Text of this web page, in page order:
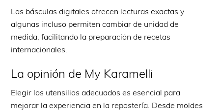
Las básculas digitales ofrecen lecturas exactas y
algunas incluso permiten cambiar de unidad de
medida, facilitando la preparación de recetas
internacionales.
La opinión de My Karamelli
Elegir los utensilios adecuados es esencial para
mejorar la experiencia en la repostería. Desde moldes